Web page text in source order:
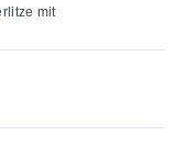
mit